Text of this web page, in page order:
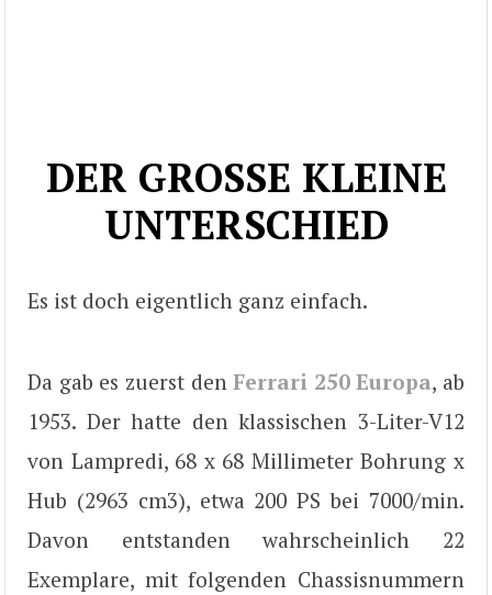
DER GROSSE KLEINE
UNTERSCHIED
Es ist doch eigentlich ganz einfach.
Da gab es zuerst denFerrari 250 Europa, ab
1953. Der hatte den klassischen 3-Liter-V12
von Lampredi, 68 x 68 Millimeter Bohrung x
Hub (2963 cm3), etwa 200 PS bei 7000/min.
Davon entstanden wahrscheinlich 22
Exemplare, mit folgenden Chassisnummern